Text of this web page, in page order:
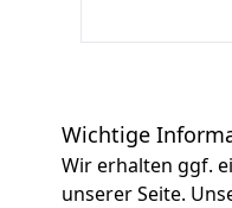
Wichtige
Wir erhalten ggf.
unserer Seite.